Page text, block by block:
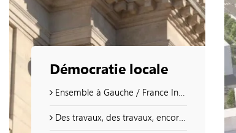
Démocratie locale
Ensemble à Gauche / France Insoumise
Des travaux, des travaux, encore des travaux…